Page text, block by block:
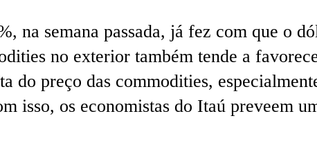
na semana passada, já fez com que o
no exterior também tende a
do preço das commodities,
isso, os economistas do Itaú preveem